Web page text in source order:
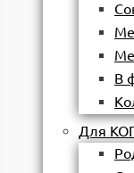
В
Для